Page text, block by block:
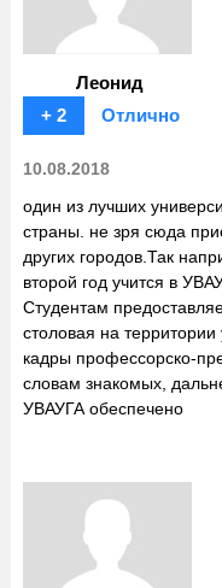
Леонид
+ 2
Отлично
10.08.2018
один из лучших
страны. не зря сюда
других городов.Так
второй год учится в
Студентам
столовая на
кадры профессорско-
словам знакомых,
УВАУГА обеспечено